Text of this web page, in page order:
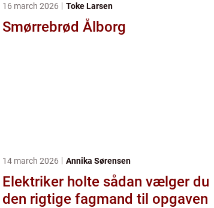
16 march 2026 Toke Larsen
Smørrebrød Ålborg
14 march 2026 Annika Sørensen
Elektriker holte sådan vælger du
den rigtige fagmand til opgaven